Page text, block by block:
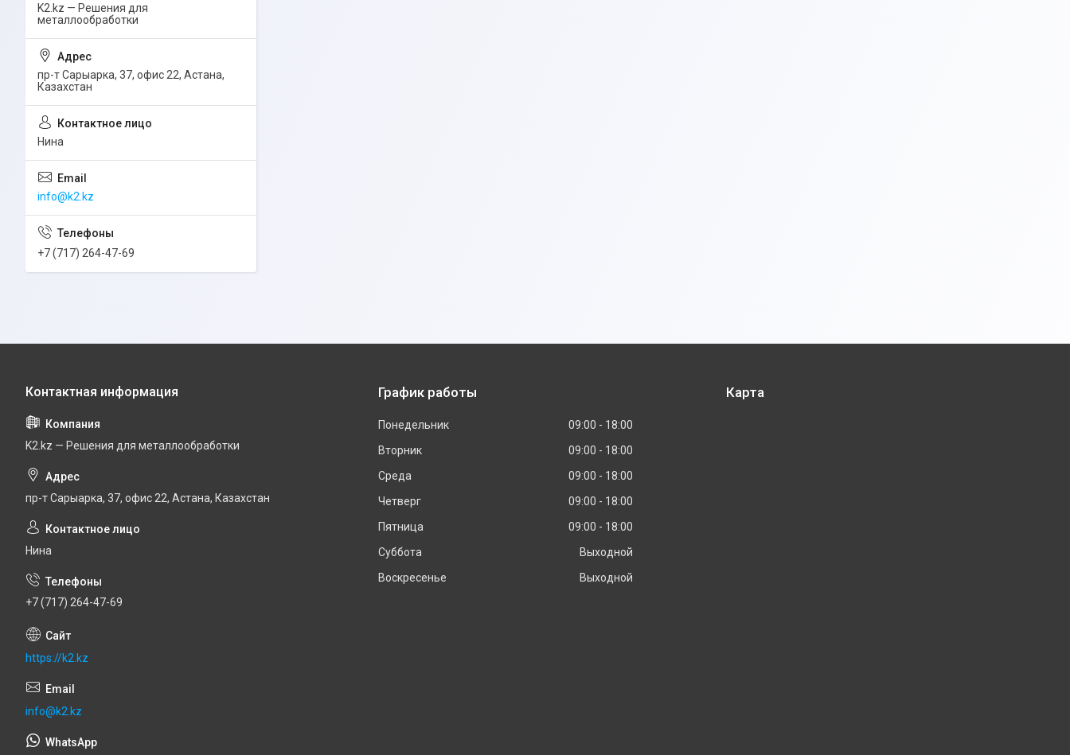
K2.kz — Решения для
металлообработки
пр-т Сарыарка, 37, офис 22, Астана,
Казахстан
Нина
info@k2.kz
+7 (717) 264-47-69
K2.kz — Решения для металлообработки
пр-т Сарыарка, 37, офис 22, Астана, Казахстан
Нина
+7 (717) 264-47-69
https://k2.kz
info@k2.kz
График работы
Понедельник 09:00
18:00
Вторник
09:00
18:00
Среда
09:00
18:00
Четверг
09:00
18:00
Пятница
09:00
18:00
Суббота
Выходной
Воскресенье
Выходной
Карта